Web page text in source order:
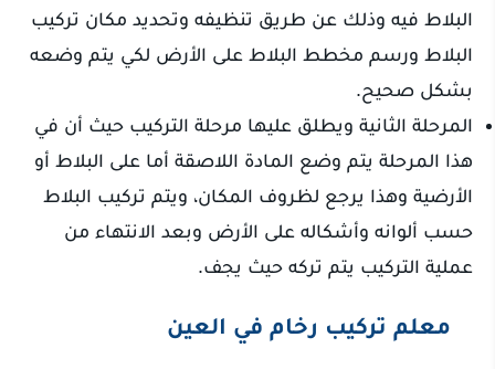
البلاط فيه وذلك عن طريق تنظيفه وتحديد مكان تركيب
البلاط ورسم مخطط البلاط على الأرض لكي يتم وضعه
بشكل صحيح.
المرحلة الثانية ويطلق عليها مرحلة التركيب حيث أن في
هذا المرحلة يتم وضع المادة اللاصقة أما على البلاط أو
الأرضية وهذا يرجع لظروف المكان، ويتم تركيب البلاط
حسب ألوانه وأشكاله على الأرض وبعد الانتهاء من
عملية التركيب يتم تركه حيث يجف.
معلم تركيب رخام في العين